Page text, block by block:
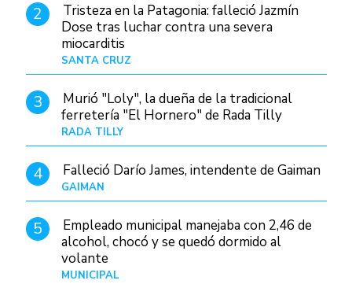
2
Tristeza en la Patagonia: falleció Jazmín
Dose tras luchar contra una severa
miocarditis
SANTA CRUZ
3
Murió "Loly", la dueña de la tradicional
ferretería "El Hornero" de Rada Tilly
RADA TILLY
4 Falleció Darío James, intendente de Gaiman
GAIMAN
5
Empleado municipal manejaba con 2,46 de
alcohol, chocó y se quedó dormido al
volante
MUNICIPAL